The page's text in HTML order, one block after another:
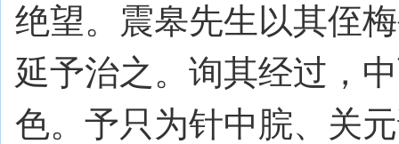
绝望。震皋先生以其侄
延予治之。询其经过，
色。予只为针中脘、关